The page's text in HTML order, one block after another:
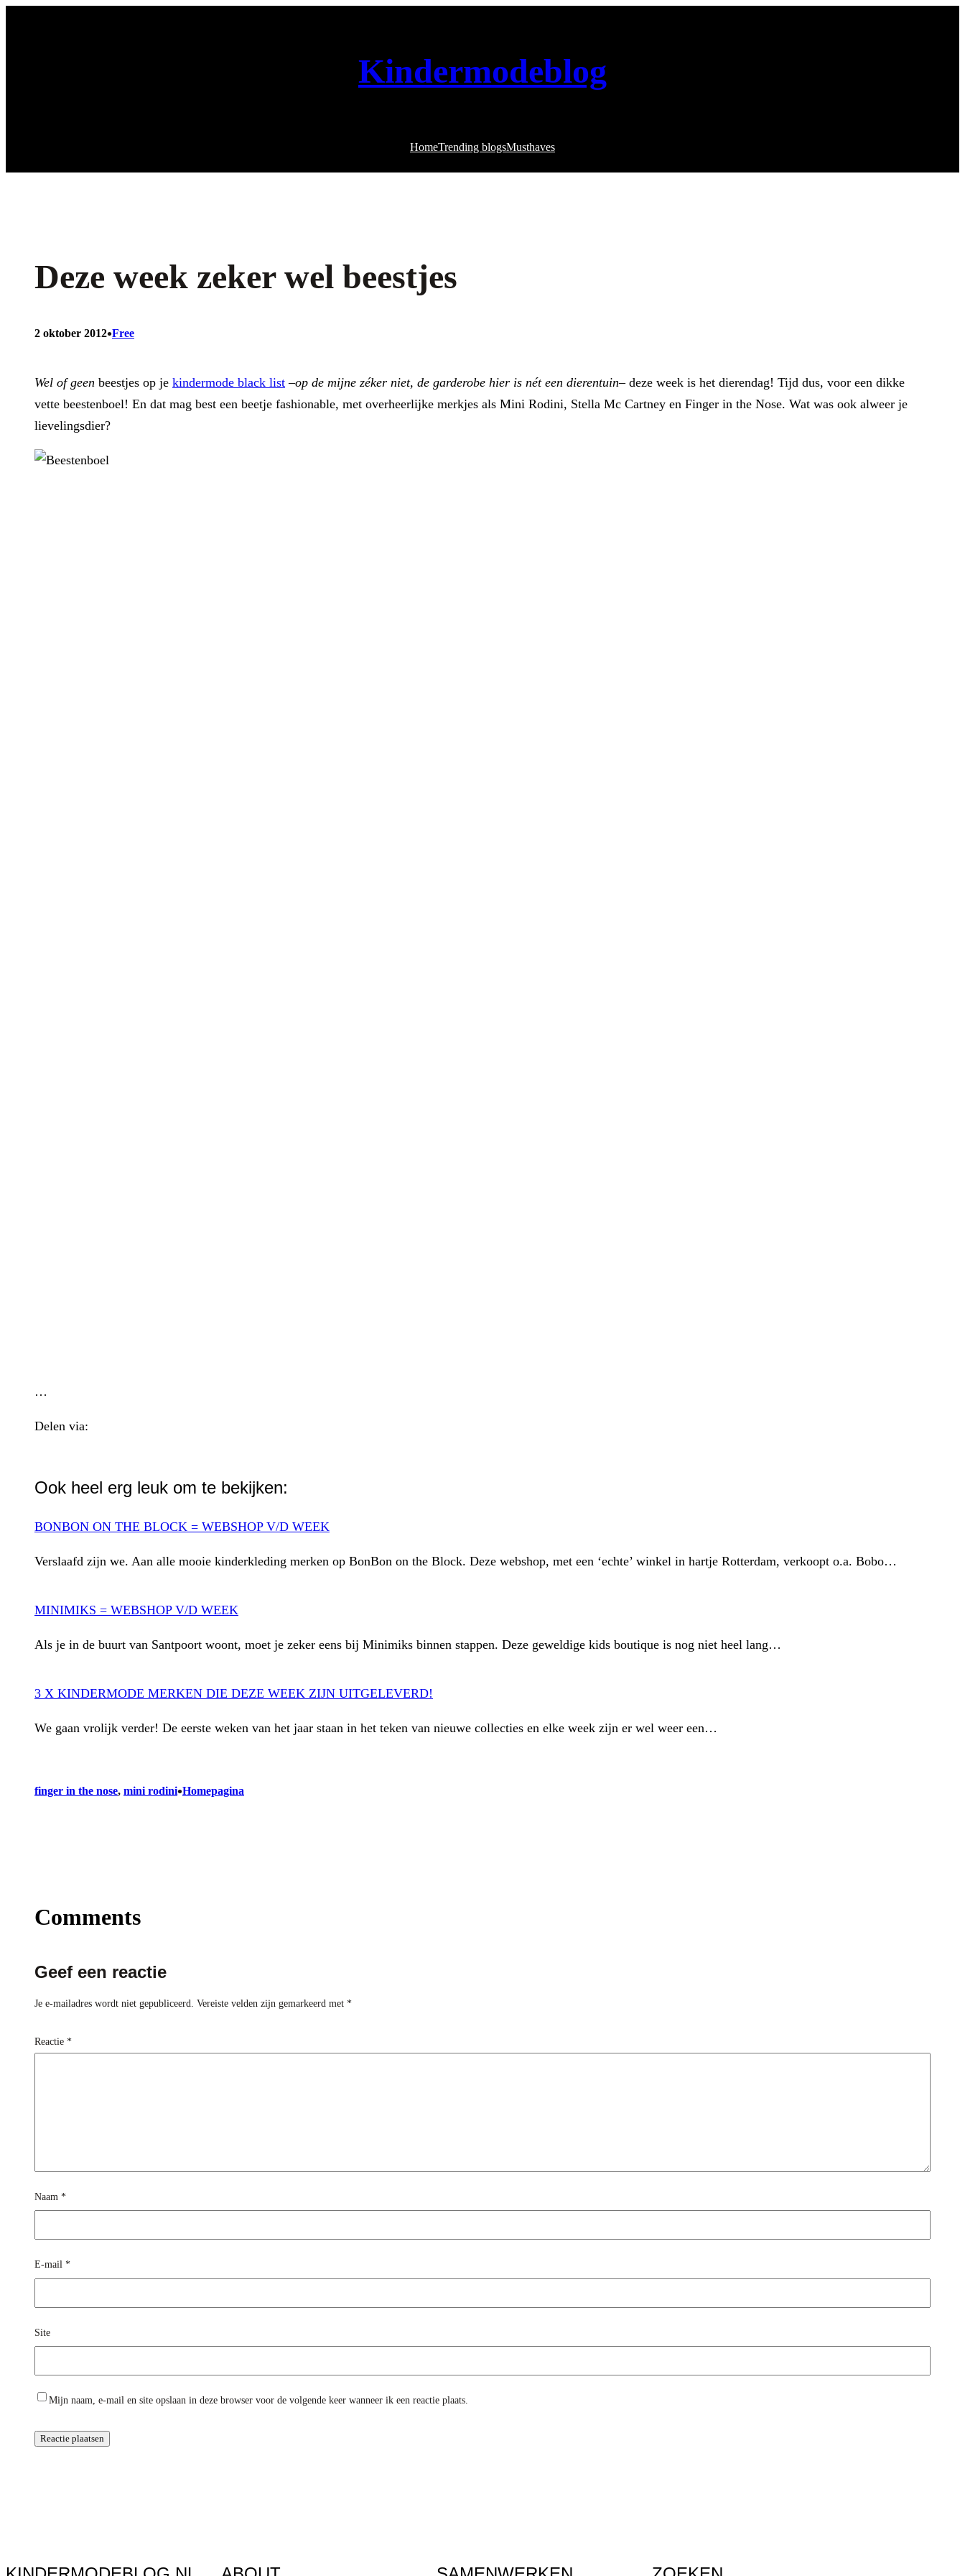
Kindermodeblog
HomeTrending blogsMusthaves
Deze week zeker wel beestjes
2 oktober 2012•Free
Wel of geen beestjes op je kindermode black list –op de mijne zéker niet, de garderobe hier is nét een dierentuin– deze week is het dierendag! Tijd dus, voor een dikke
vette beestenboel! En dat mag best een beetje fashionable, met overheerlijke merkjes als Mini Rodini, Stella Mc Cartney en Finger in the Nose. Wat was ook alweer je
lievelingsdier?
…
Delen via:
Ook heel erg leuk om te bekijken:
BONBON ON THE BLOCK = WEBSHOP V/D WEEK
Verslaafd zijn we. Aan alle mooie kinderkleding merken op BonBon on the Block. Deze webshop, met een ‘echte’ winkel in hartje Rotterdam, verkoopt o.a. Bobo…
MINIMIKS = WEBSHOP V/D WEEK
Als je in de buurt van Santpoort woont, moet je zeker eens bij Minimiks binnen stappen. Deze geweldige kids boutique is nog niet heel lang…
3 X KINDERMODE MERKEN DIE DEZE WEEK ZIJN UITGELEVERD!
We gaan vrolijk verder! De eerste weken van het jaar staan in het teken van nieuwe collecties en elke week zijn er wel weer een…
finger in the nose, mini rodini•Homepagina
Comments
Geef een reactie
Je e-mailadres wordt niet gepubliceerd. Vereiste velden zijn gemarkeerd met *
Reactie *
Naam *
E-mail *
Site
Mijn naam, e-mail en site opslaan in deze browser voor de volgende keer wanneer ik een reactie plaats.